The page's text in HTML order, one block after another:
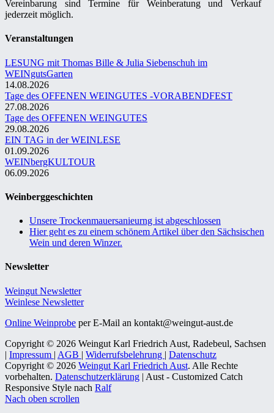
Vereinbarung sind Termine für Weinberatung und Verkauf
jederzeit möglich.
Veranstaltungen
LESUNG mit Thomas Bille & Julia Siebenschuh im
WEINgutsGarten
14.08.2026
Tage des OFFENEN WEINGUTES -VORABENDFEST
27.08.2026
Tage des OFFENEN WEINGUTES
29.08.2026
EIN TAG in der WEINLESE
01.09.2026
WEINbergKULTOUR
06.09.2026
Weinberggeschichten
Unsere Trockenmauersanieurng ist abgeschlossen
Hier geht es zu einem schönem Artikel über den Sächsischen
Wein und deren Winzer.
Newsletter
Weingut Newsletter
Weinlese Newsletter
Online Weinprobe per E-Mail an kontakt@weingut-aust.de
Copyright © 2026 Weingut Karl Friedrich Aust, Radebeul, Sachsen
| Impressum | AGB | Widerrufsbelehrung | Datenschutz
Copyright © 2026 Weingut Karl Friedrich Aust. Alle Rechte
vorbehalten. Datenschutzerklärung | Aust - Customized Catch
Responsive Style nach Ralf
Nach oben scrollen